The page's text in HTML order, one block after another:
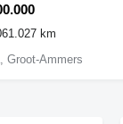
km
Groot-Ammers